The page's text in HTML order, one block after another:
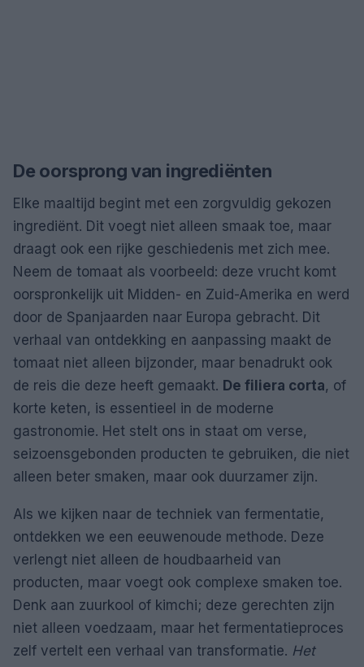
De oorsprong van ingrediënten
Elke maaltijd begint met een zorgvuldig gekozen
ingrediënt. Dit voegt niet alleen smaak toe, maar
draagt ook een rijke geschiedenis met zich mee.
Neem de tomaat als voorbeeld: deze vrucht komt
oorspronkelijk uit Midden- en Zuid-Amerika en werd
door de Spanjaarden naar Europa gebracht. Dit
verhaal van ontdekking en aanpassing maakt de
tomaat niet alleen bijzonder, maar benadrukt ook
de reis die deze heeft gemaakt. De filiera corta, of
korte keten, is essentieel in de moderne
gastronomie. Het stelt ons in staat om verse,
seizoensgebonden producten te gebruiken, die niet
alleen beter smaken, maar ook duurzamer zijn.
Als we kijken naar de techniek van fermentatie,
ontdekken we een eeuwenoude methode. Deze
verlengt niet alleen de houdbaarheid van
producten, maar voegt ook complexe smaken toe.
Denk aan zuurkool of kimchi; deze gerechten zijn
niet alleen voedzaam, maar het fermentatieproces
zelf vertelt een verhaal van transformatie. Het